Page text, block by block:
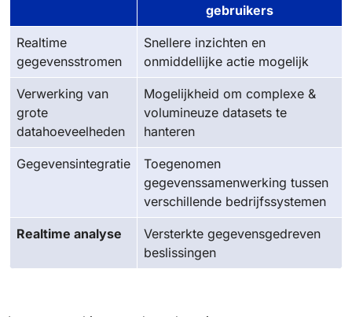
gebruikers
Realtime
gegevensstromen
Snellere inzichten en
onmiddellijke actie mogelijk
Verwerking van
grote
datahoeveelheden
Mogelijkheid om complexe &
volumineuze datasets te
hanteren
Gegevensintegratie
Toegenomen
gegevenssamenwerking tussen
verschillende bedrijfssystemen
Realtime analyse
Versterkte gegevensgedreven
beslissingen